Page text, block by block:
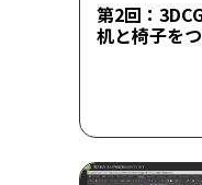
第2回：
机と椅子を